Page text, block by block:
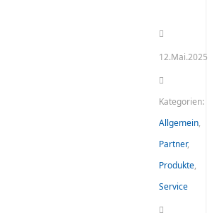
12.Mai.2025
Kategorien:
Allgemein,
Partner,
Produkte,
Service